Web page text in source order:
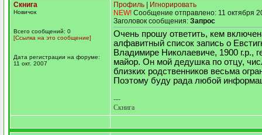
Скнига
Новичок
Всего сообщений: 0
[Ссылка на это сообщение]
Дата регистрации на форуме:
11 окт. 2007
Профиль
Игнорировать
NEW! Сообщение отправлено: 11 октября
Заголовок сообщения: Запрос
Очень прошу ответить, кем
алфавитный список запись о
Владимире Николаевиче, 1900 г.р.,
майор. Он мой дедушка по отцу,
близких родственников весьма
Поэтому буду рада любой
---
Скнига